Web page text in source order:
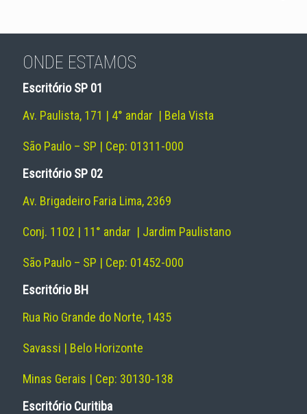
ONDE ESTAMOS
Escritório SP 01
Av. Paulista, 171 | 4° andar | Bela Vista
São Paulo – SP | Cep: 01311-000
Escritório SP 02
Av. Brigadeiro Faria Lima, 2369
Conj. 1102 | 11° andar | Jardim Paulistano
São Paulo – SP | Cep: 01452-000
Escritório BH
Rua Rio Grande do Norte, 1435
Savassi | Belo Horizonte
Minas Gerais | Cep: 30130-138
Escritório Curitiba